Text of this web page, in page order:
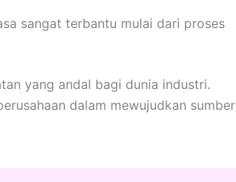
sangat terbantu mulai dari proses
yang andal bagi dunia industri.
dalam mewujudkan sumber